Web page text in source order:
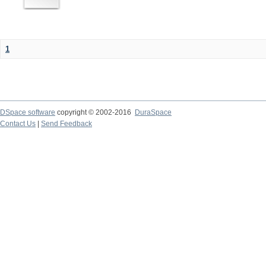
1
DSpace software copyright © 2002-2016
DuraSpace
Contact Us
Send Feedback